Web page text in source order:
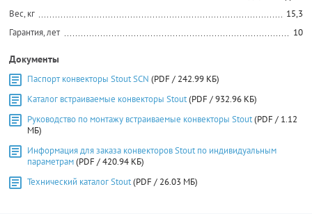
Вес, кг
15,3
Гарантия, лет
10
Документы
Паспорт конвекторы Stout SCN (PDF / 242.99 КБ)
Каталог встраиваемые конвекторы Stout(PDF / 932.96 КБ)
Руководство по монтажу встраиваемые конвекторы Stout(PDF / 1.12
МБ)
Информация для заказа конвекторов Stout по индивидуальным
параметрам(PDF / 420.94 КБ)
Технический каталог Stout(PDF / 26.03 МБ)